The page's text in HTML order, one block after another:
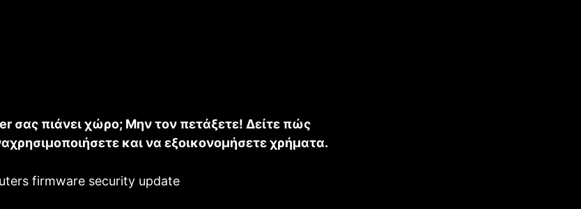
σας πιάνει χώρο; Μην τον πετάξετε! Δείτε πώς
και να εξοικονομήσετε χρήματα.